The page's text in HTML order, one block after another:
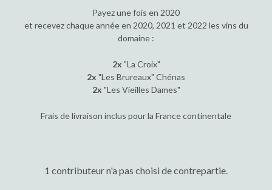
Payez une fois en 2020
et recevez chaque année en 2020, 2021 et 2022 les vins du
domaine :
2x "La Croix"
2x "Les Brureaux" Chénas
2x "Les Vieilles Dames"
Frais de livraison inclus pour la France continentale
1 contributeur n'a pas choisi de contrepartie.